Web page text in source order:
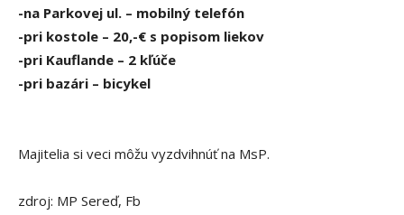
-na Parkovej ul. – mobilný telefón
-pri kostole – 20,-€ s popisom liekov
-pri Kauflande – 2 kľúče
-pri bazári – bicykel
Majitelia si veci môžu vyzdvihnúť na MsP.
zdroj: MP Sereď, Fb